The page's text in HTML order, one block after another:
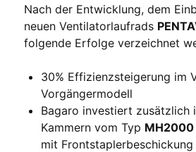
Nach der Entwicklung, dem
neuen Ventilatorlaufrads
folgende Erfolge verzeichnet
30% Effizienzsteigerung im
Vorgängermodell
Bagaro investiert zusätzlich
Kammern vom Typ MH2000
mit Frontstaplerbeschickung